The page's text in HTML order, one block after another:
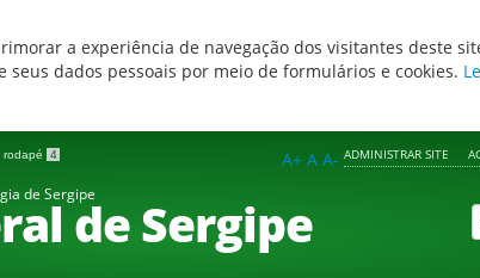
a experiência de navegação dos visitantes deste
seus dados pessoais por meio de formulários e cookies.
rodapé 4 ADMINISTRAR SITE
A+ A A-
de Sergipede Sergipe